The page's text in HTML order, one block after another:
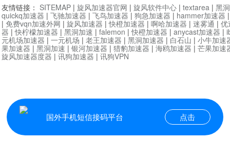
国外手机短信接码平台 点击
友情链接： SITEMAP | 旋风加速器官网 | 旋风软件中心 | textarea | 黑
quickq加速器 | 飞驰加速器 | 飞鸟加速器 | 狗急加速器 | hammer加速器
| 免费vqn加速外网 | 旋风加速器 |快橙加速器 | 啊哈加速器 | 迷雾通 | 优
器 |快柠檬加速器 | 黑洞加速 | falemon |快橙加速器 | anycast加速器 |
元机场加速器 | 一元机场 | 老王加速器 | 黑洞加速器 | 白石山 | 小牛加速
果加速器 | 黑洞加速 | 银河加速器 | 猎豹加速器 | 海鸥加速器 | 芒果加速
旋风加速器度器 | 讯狗加速器 | 讯狗VPN